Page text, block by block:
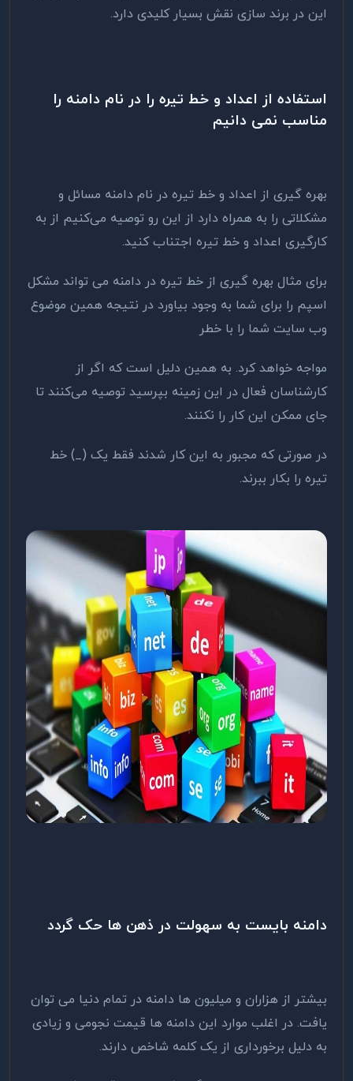
این در برند سازی نقش بسیار کلیدی دارد.
استفاده از اعداد و خط تیره را در نام دامنه را
مناسب نمی دانیم
بهره گیری از اعداد و خط تیره در نام دامنه مسائل و
مشکلاتی را به همراه دارد از این رو توصیه می‌کنیم از به
کارگیری اعداد و خط تیره اجتناب کنید.
برای مثال بهره گیری از خط تیره در دامنه می تواند مشکل
اسپم را برای شما به وجود بیاورد در نتیجه همین موضوع
وب سایت شما را با خطر
مواجه خواهد کرد. به همین دلیل است که اگر از
کارشناسان فعال در این زمینه بپرسید توصیه می‌کنند تا
جای ممکن این کار را نکنند.
در صورتی که مجبور به این کار شدند فقط یک (_) خط
تیره را بکار ببرند.
دامنه بایست به سهولت در ذهن ها حک گردد
بیشتر از هزاران و میلیون ها دامنه در تمام دنیا می توان
یافت. در اغلب موارد این دامنه ها قیمت نجومی و زیادی
به دلیل برخورداری از یک کلمه شاخص دارند.